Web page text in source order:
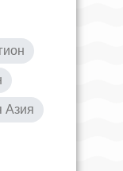
Азия